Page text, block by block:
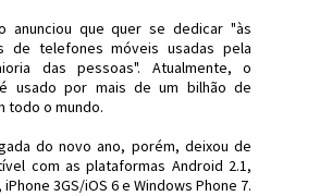
anunciou que quer se dedicar "às
de telefones móveis usadas pela
das pessoas". Atualmente, o
usado por mais de um bilhão de
todo o mundo.
do novo ano, porém, deixou de
com as plataformas Android 2.1,
3GS/iOS 6 e Windows Phone 7.